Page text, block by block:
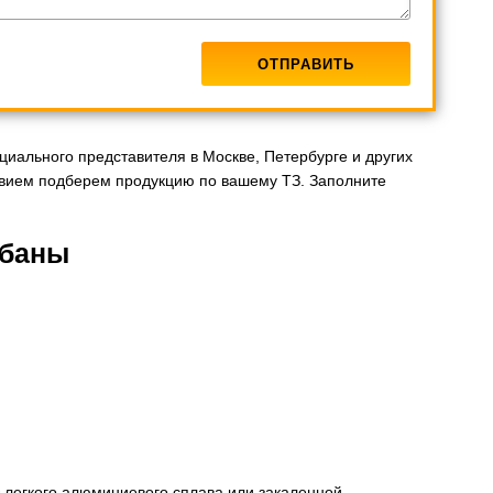
представителя в Москве, Петербурге и других
подберем продукцию по вашему ТЗ. Заполните